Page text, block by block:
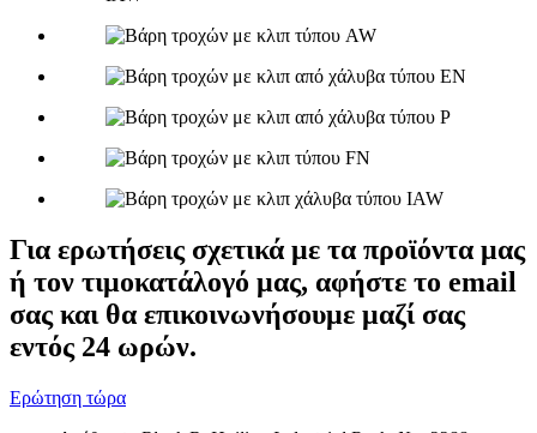
Για ερωτήσεις σχετικά με τα προϊόντα μας
ή τον τιμοκατάλογό μας, αφήστε το email
σας και θα επικοινωνήσουμε μαζί σας
εντός 24 ωρών.
Ερώτηση τώρα